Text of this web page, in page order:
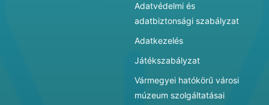
Adatvédelmi és
adatbiztonsági szabályzat
Adatkezelés
Játékszabályzat
Vármegyei hatókörű városi
múzeum szolgáltatásai